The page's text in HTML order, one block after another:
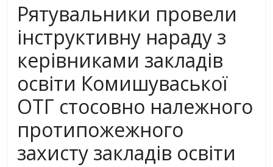
Pятувальники провели
інструктивну нараду з
керівниками закладів
освіти Комишуваської
ОТГ стосовно належного
протипожежного
захисту закладів освіти